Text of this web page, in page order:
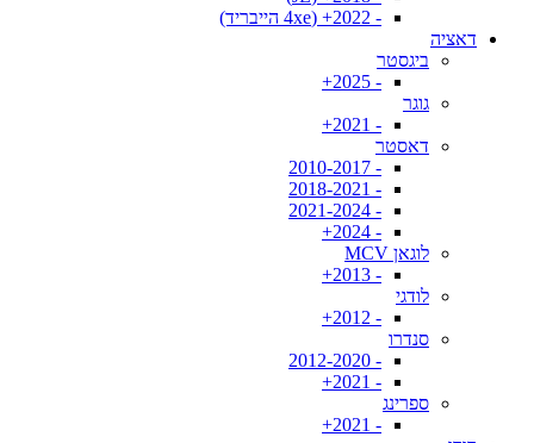
- 2022+ (4xe הייבריד)
דאציה
ביגסטר
- 2025+
גוגר
- 2021+
דאסטר
- 2010-2017
- 2018-2021
- 2021-2024
- 2024+
לוגאן MCV
- 2013+
לודגי
- 2012+
סנדרו
- 2012-2020
- 2021+
ספרינג
- 2021+